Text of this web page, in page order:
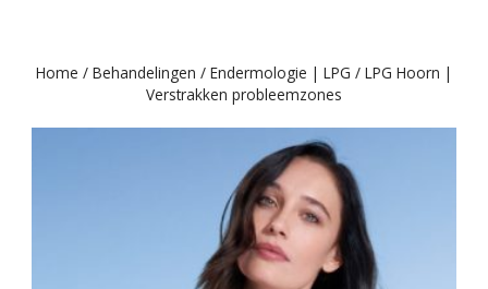
Home / Behandelingen / Endermologie | LPG / LPG Hoorn |
Verstrakken probleemzones